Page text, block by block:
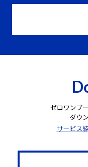
ゼロワンブ
ダウ
サービス